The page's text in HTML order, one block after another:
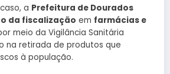
a Prefeitura de Dourados
da fiscalização em farmácias e
meio da Vigilância Sanitária
na retirada de produtos que
à população.